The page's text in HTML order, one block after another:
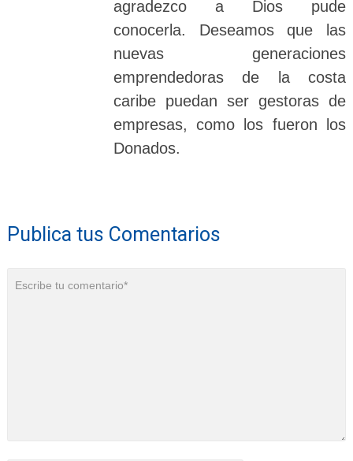
agradezco a Dios pude
conocerla. Deseamos que las
nuevas generaciones
emprendedoras de la costa
caribe puedan ser gestoras de
empresas, como los fueron los
Donados.
Publica tus Comentarios